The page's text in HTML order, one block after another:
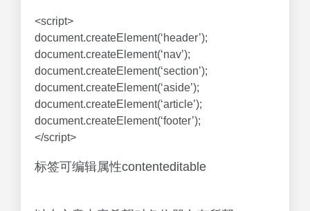
<script>
document.createElement(‘header’);
document.createElement(‘nav’);
document.createElement(‘section’);
document.createElement(‘aside’);
document.createElement(‘article’);
document.createElement(‘footer’);
</script>
标签可编辑属性contenteditable